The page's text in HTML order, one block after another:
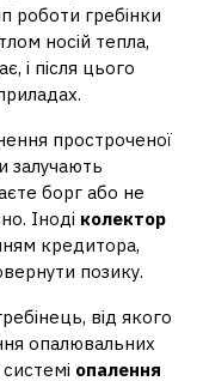
роботи гребінки
носій тепла,
і після цього
простроченої
залучають
борг або не
Іноді колектор
кредитора,
позику.
від якого
опалювальних
опалення